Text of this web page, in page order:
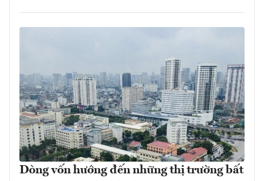
Dòng vốn hướng đến những thị trường bất